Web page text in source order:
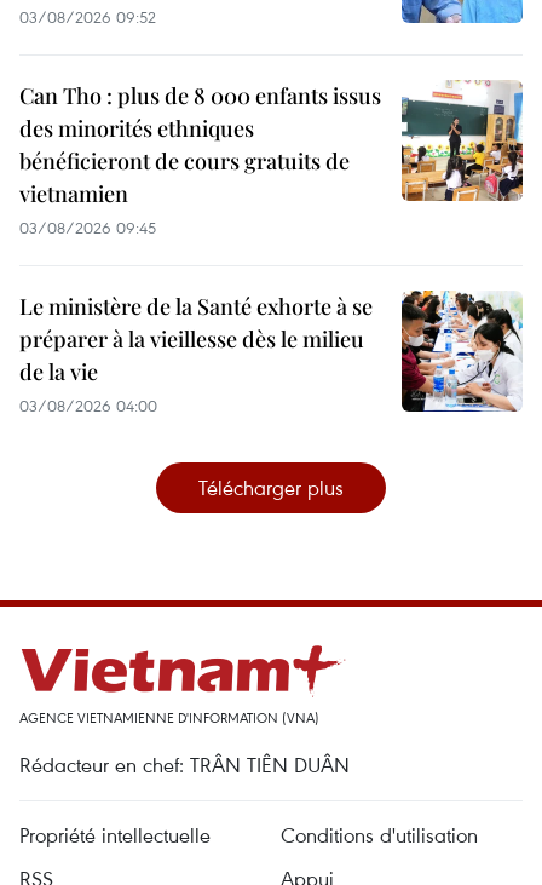
03/08/2026 09:52
Can Tho : plus de 8 000 enfants issus
des minorités ethniques
bénéficieront de cours gratuits de
vietnamien
03/08/2026 09:45
Le ministère de la Santé exhorte à se
préparer à la vieillesse dès le milieu
de la vie
03/08/2026 04:00
Télécharger plus
AGENCE VIETNAMIENNE D'INFORMATION (VNA)
Rédacteur en chef: TRÂN TIÊN DUÂN
Propriété intellectuelle
Conditions d'utilisation
RSS
Appui